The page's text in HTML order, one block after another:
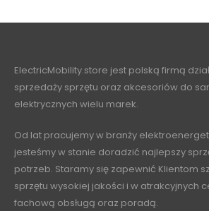
ElectricMobility.store jest polską firmą
sprzedaży sprzętu oraz akcesoriów do
elektrycznych wielu marek.
Od lat pracujemy w branży
jesteśmy w stanie doradzić najlepszy
potrzeb. Staramy się zapewnić Klientom
sprzętu wysokiej jakości i w atrakcyjnych
fachową obsługą oraz poradą.